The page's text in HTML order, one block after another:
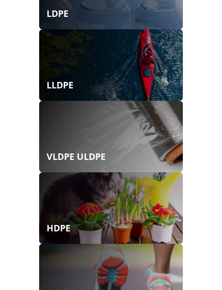
LDPE
LLDPE
VLDPE ULDPE
HDPE